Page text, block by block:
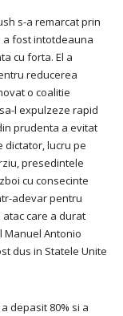
s-a remarcat prin
a fost intotdeauna
cu forta. El a
reducerea
o coalitie
l expulzeze rapid
prudenta a evitat
dictator, lucru pe
presedintele
cu consecinte
adevar pentru
atac care a durat
Manuel Antonio
dus in Statele Unite
depasit 80% si a